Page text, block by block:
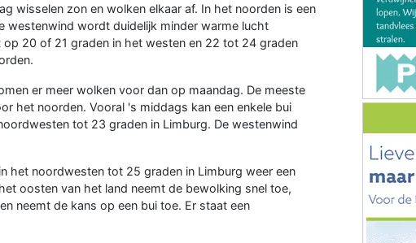
wisselen zon en wolken elkaar af. In het noorden is een
westenwind wordt duidelijk minder warme lucht
20 of 21 graden in het westen en 22 tot 24 graden
er meer wolken voor dan op maandag. De meeste
het noorden. Vooral 's middags kan een enkele bui
tot 23 graden in Limburg. De westenwind
het noordwesten tot 25 graden in Limburg weer een
oosten van het land neemt de bewolking snel toe,
neemt de kans op een bui toe. Er staat een